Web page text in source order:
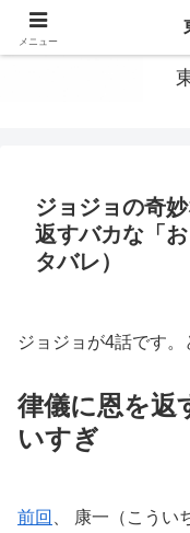
東京で働
ジョジョの奇
返すバカな「
タバレ）
ジョジョが4話です。
律儀に恩を返
いすぎ
前回 、 康一（こうい
メニュー